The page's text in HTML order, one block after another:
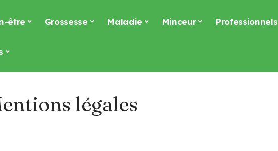
être Grossesse Maladie Minceur Professionnels
légales